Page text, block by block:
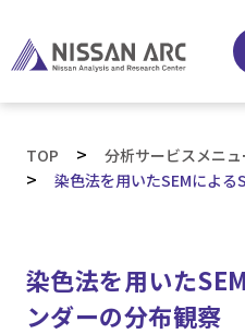
TOP > 分析サービスメニ
> 染色法を用いたSEMによ
染色法を用いた
ンダーの分布観察